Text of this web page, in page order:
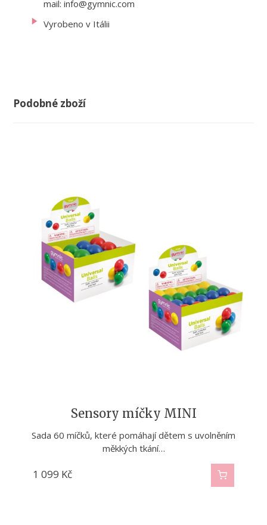
mail: info@gymnic.com
Vyrobeno v Itálii
Podobné zboží
Sensory míčky MINI
Sada 60 míčků, které pomáhají dětem s uvolněním
měkkých tkání…
1 099 Kč
Dětské cvičební karty - silný střed těla
Unikátní metodika funkčního pohybu dětí. 200 cviků pro
aktivaci těch…
699Kč